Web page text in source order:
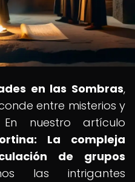
en las Sombras,
entre misterios y
nuestro artículo
La compleja
de grupos
las intrigantes